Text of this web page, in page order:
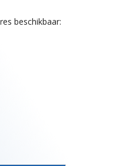
beschikbaar: